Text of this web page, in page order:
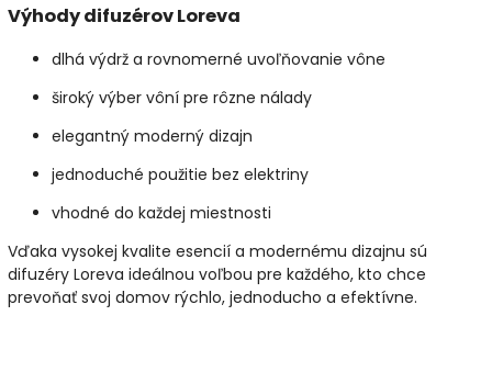
Výhody difuzérov Loreva
dlhá výdrž a rovnomerné uvoľňovanie vône
široký výber vôní pre rôzne nálady
elegantný moderný dizajn
jednoduché použitie bez elektriny
vhodné do každej miestnosti
Vďaka vysokej kvalite esencií a modernému dizajnu sú
difuzéry Loreva ideálnou voľbou pre každého, kto chce
prevoňať svoj domov rýchlo, jednoducho a efektívne.